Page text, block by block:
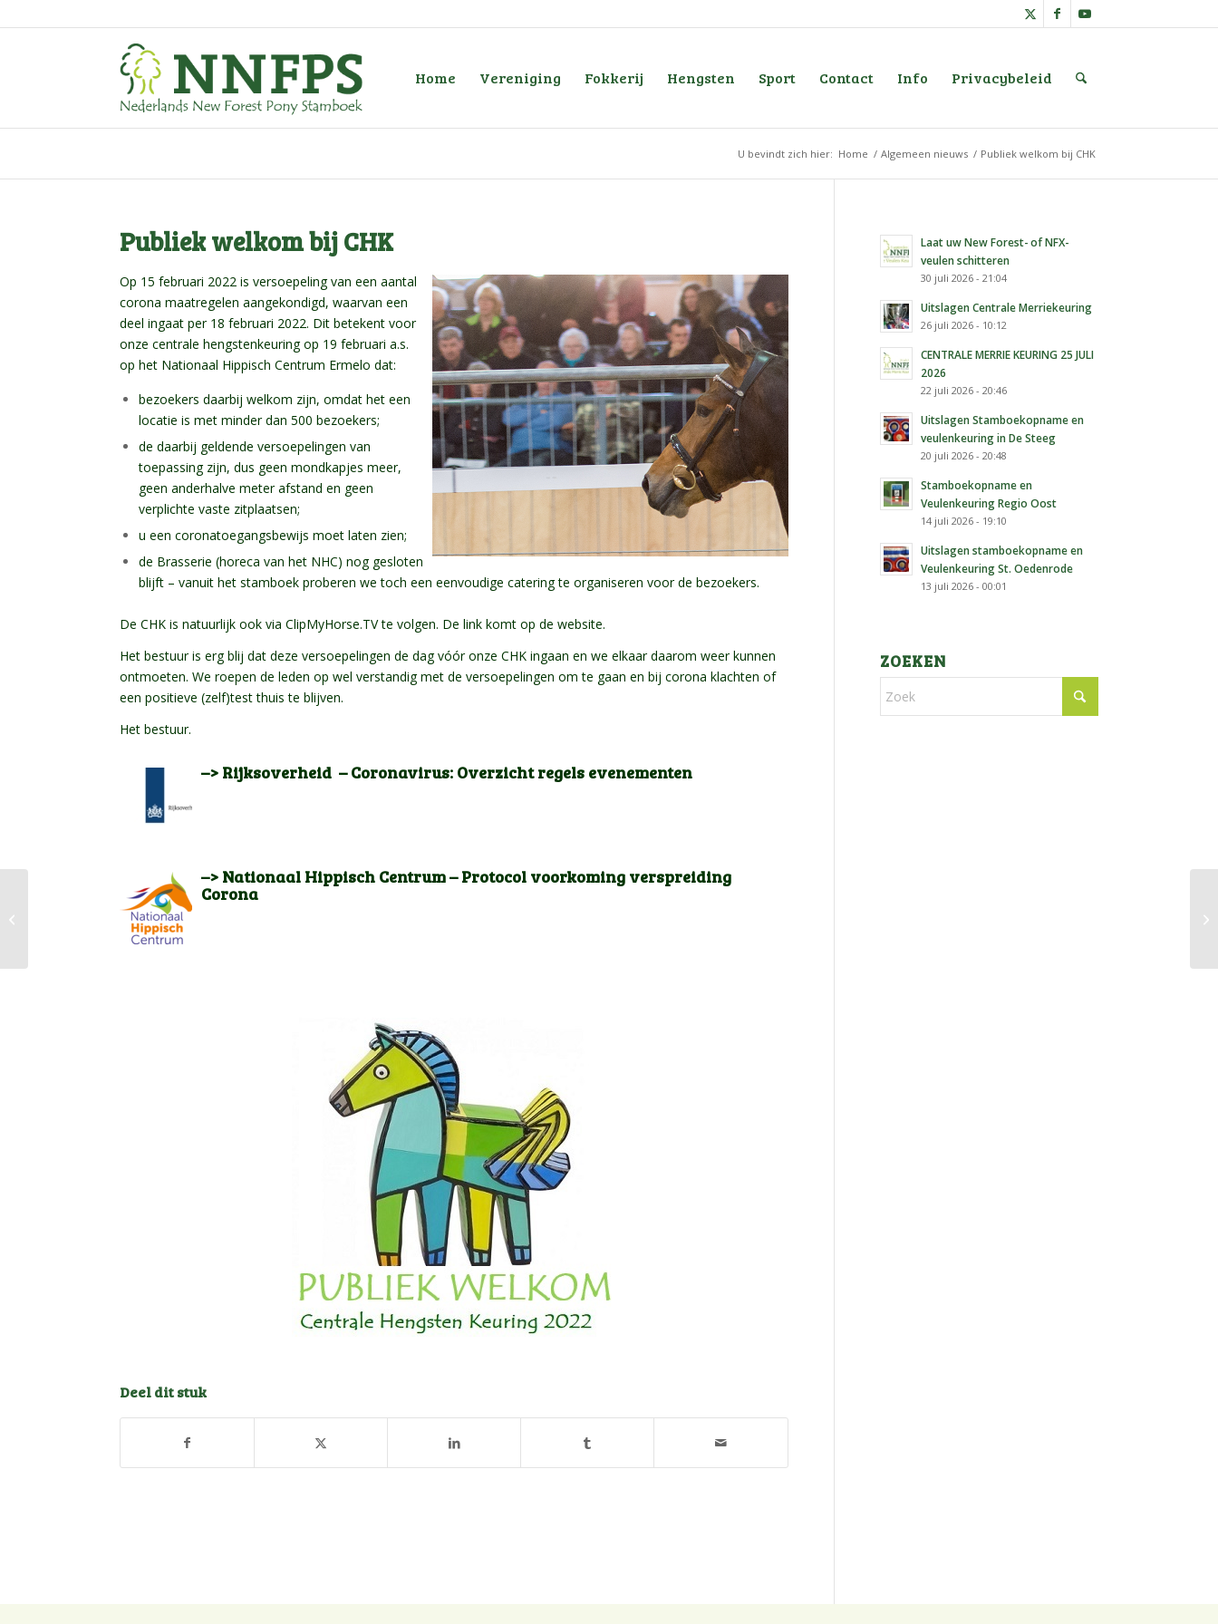
Home Vereniging Fokkerij Hengsten Sport Contact Info Privacybeleid
U bevindt zich hier: Home / Algemeen nieuws / Publiek welkom bij CHK
Publiek welkom bij CHK
Op 15 februari 2022 is versoepeling van een aantal
corona maatregelen aangekondigd, waarvan een
deel ingaat per 18 februari 2022. Dit betekent voor
onze centrale hengstenkeuring op 19 februari a.s.
op het Nationaal Hippisch Centrum Ermelo dat:
bezoekers daarbij welkom zijn, omdat het een
locatie is met minder dan 500 bezoekers;
de daarbij geldende versoepelingen van
toepassing zijn, dus geen mondkapjes meer,
geen anderhalve meter afstand en geen
verplichte vaste zitplaatsen;
u een coronatoegangsbewijs moet laten zien;
de Brasserie (horeca van het NHC) nog gesloten
blijft – vanuit het stamboek proberen we toch een eenvoudige catering te organiseren voor de bezoekers.
De CHK is natuurlijk ook via ClipMyHorse.TV te volgen. De link komt op de website.
Het bestuur is erg blij dat deze versoepelingen de dag vóór onze CHK ingaan en we elkaar daarom weer kunnen
ontmoeten. We roepen de leden op wel verstandig met de versoepelingen om te gaan en bij corona klachten of
een positieve (zelf)test thuis te blijven.
Het bestuur.
–> Rijksoverheid – Coronavirus: Overzicht regels evenementen
–> Nationaal Hippisch Centrum – Protocol voorkoming verspreiding
Corona
Deel dit stuk
Laat uw New Forest- of NFX-
veulen schitteren
30 juli 2026 - 21:04
Uitslagen Centrale Merriekeuring
26 juli 2026 - 10:12
CENTRALE MERRIE KEURING 25 JULI
2026
22 juli 2026 - 20:46
Uitslagen Stamboekopname en
veulenkeuring in De Steeg
20 juli 2026 - 20:48
Stamboekopname en
Veulenkeuring Regio Oost
14 juli 2026 - 19:10
Uitslagen stamboekopname en
Veulenkeuring St. Oedenrode
13 juli 2026 - 00:01
ZOEKEN
CHK 2022 – een tipje
deelnemers Rubriek 1